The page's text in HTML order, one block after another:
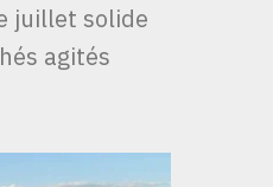
juillet solide
agités